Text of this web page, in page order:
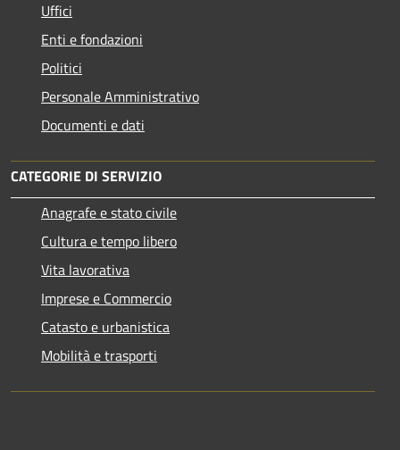
Uffici
Enti e fondazioni
Politici
Personale Amministrativo
Documenti e dati
CATEGORIE DI SERVIZIO
Anagrafe e stato civile
Cultura e tempo libero
Vita lavorativa
Imprese e Commercio
Catasto e urbanistica
Mobilità e trasporti